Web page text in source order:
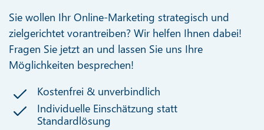
Sie wollen Ihr Online-Marketing strategisch und
zielgerichtet vorantreiben? Wir helfen Ihnen dabei!
Fragen Sie jetzt an und lassen Sie uns Ihre
Möglichkeiten besprechen!
Kostenfrei & unverbindlich
Individuelle Einschätzung statt
Standardlösung